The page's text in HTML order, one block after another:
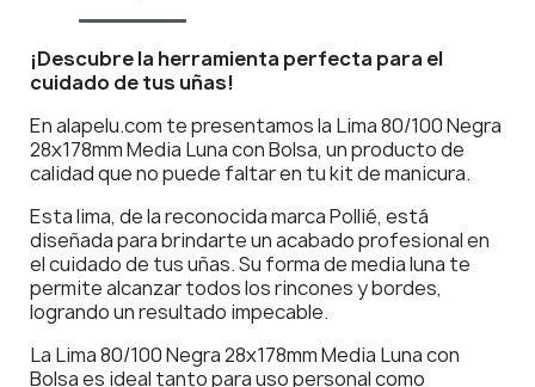
¡Descubre la herramienta perfecta para el
cuidado de tus uñas!
En alapelu.com te presentamos la Lima 80/100 Negra
28x178mm Media Luna con Bolsa, un producto de
calidad que no puede faltar en tu kit de manicura.
Esta lima, de la reconocida marca Pollié, está
diseñada para brindarte un acabado profesional en
el cuidado de tus uñas. Su forma de media luna te
permite alcanzar todos los rincones y bordes,
logrando un resultado impecable.
La Lima 80/100 Negra 28x178mm Media Luna con
Bolsa es ideal tanto para uso personal como